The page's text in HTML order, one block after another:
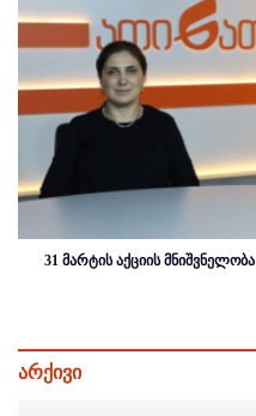
31 მარტის აქციის მნიშვნელობა
არქივი